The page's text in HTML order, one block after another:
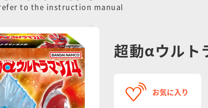
to the instruction manual
超動αウルト
お気に入り